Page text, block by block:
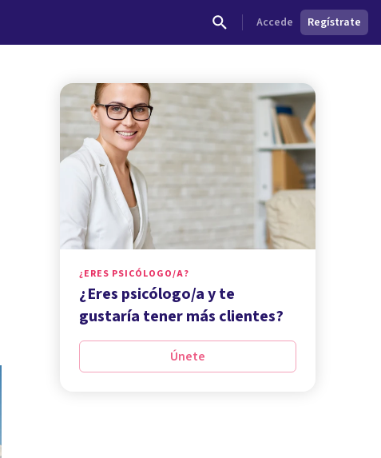
Accede Regístrate
¿ERES PSICÓLOGO/A?
¿Eres psicólogo/a y te
gustaría tener más clientes?
Únete